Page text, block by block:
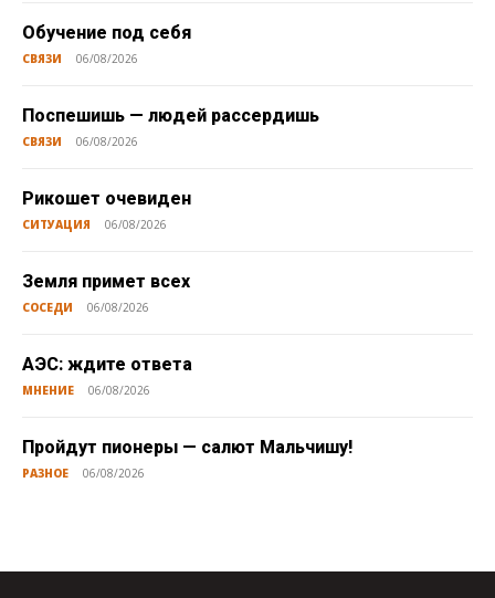
Обучение под себя
СВЯЗИ 06/08/2026
Поспешишь — людей рассердишь
СВЯЗИ 06/08/2026
Рикошет очевиден
СИТУАЦИЯ 06/08/2026
Земля примет всех
СОСЕДИ 06/08/2026
АЭС: ждите ответа
МНЕНИЕ 06/08/2026
Пройдут пионеры — салют Мальчишу!
РАЗНОЕ 06/08/2026